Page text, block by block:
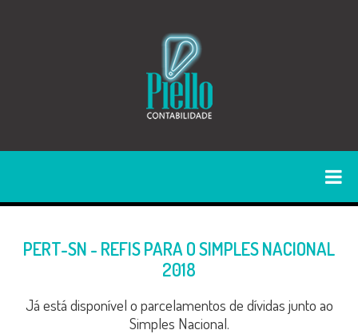
PERT-SN - REFIS PARA O SIMPLES NACIONAL
2018
Já está disponível o parcelamentos de dívidas junto ao
Simples Nacional.